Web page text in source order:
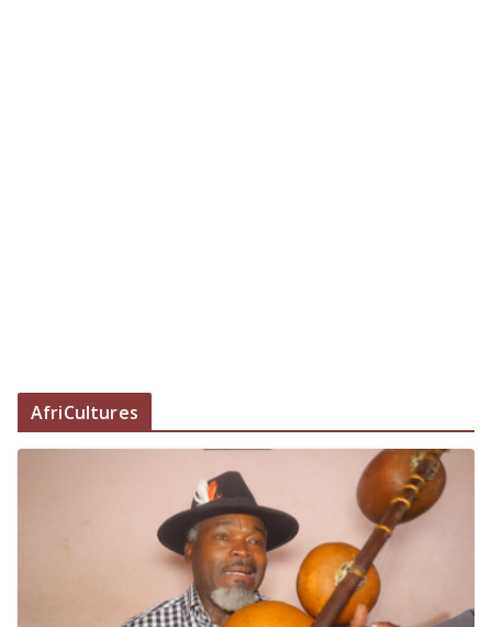
AfriCultures